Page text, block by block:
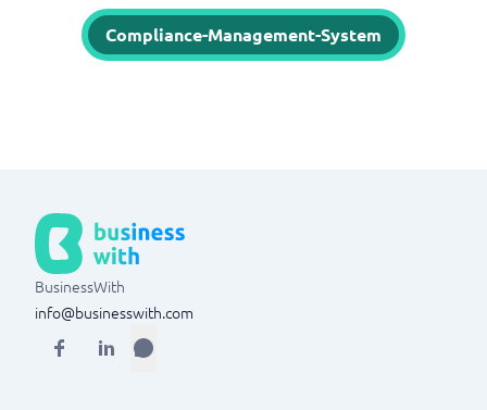
Compliance-Management-System
BusinessWith
info@businesswith.com